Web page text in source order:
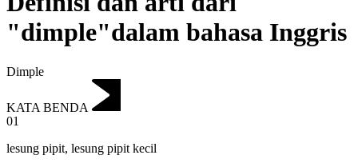
"dimple"dalam bahasa Inggris
Dimple
KATA BENDA
01
lesung pipit, lesung pipit kecil